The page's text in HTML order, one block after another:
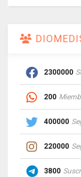
2300000
200
400000
220000
3800